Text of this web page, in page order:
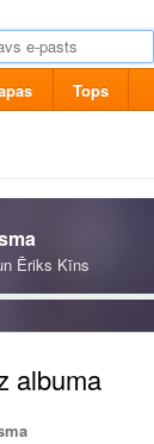
Tops
Ēriks Kīns